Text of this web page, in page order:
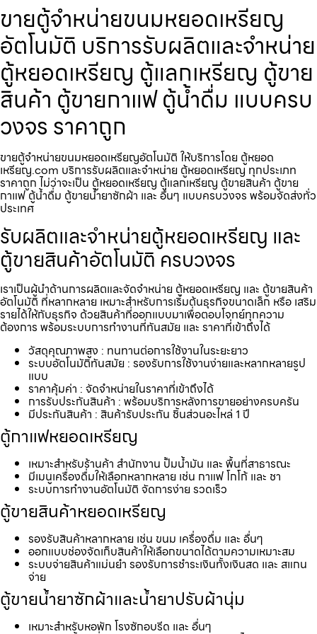
ขายตู้จำหน่ายขนมหยอดเหรียญ​​
อัตโนมัติ บริการรับผลิตและจำหน่าย
ตู้หยอดเหรียญ ตู้แลกเหรียญ ตู้ขาย
สินค้า ตู้ขายกาแฟ ตู้น้ำดื่ม แบบครบ
วงจร ราคาถูก
ขายตู้จำหน่ายขนมหยอดเหรียญ​​อัตโนมัติ ให้บริการโดย ตู้หยอด
เหรียญ.com บริการรับผลิตและจำหน่าย ตู้หยอดเหรียญ ทุกประเภท
ราคาถูก ไม่ว่าจะเป็น ตู้หยอดเหรียญ ตู้แลกเหรียญ ตู้ขายสินค้า ตู้ขาย
กาแฟ ตู้น้ำดื่ม ตู้ขายน้ำยาซักผ้า และ อื่นๆ แบบครบวงจร พร้อมจัดส่งทั่ว
ประเทศ
รับผลิตและจำหน่ายตู้หยอดเหรียญ และ
ตู้ขายสินค้าอัตโนมัติ ครบวงจร
เราเป็นผู้นำด้านการผลิตและจัดจำหน่าย ตู้หยอดเหรียญ และ ตู้ขายสินค้า
อัตโนมัติ ที่หลากหลาย เหมาะสำหรับการเริ่มต้นธุรกิจขนาดเล็ก หรือ เสริม
รายได้ให้กับธุรกิจ ด้วยสินค้าที่ออกแบบมาเพื่อตอบโจทย์ทุกความ
ต้องการ พร้อมระบบการทำงานที่ทันสมัย และ ราคาที่เข้าถึงได้
วัสดุคุณภาพสูง : ทนทานต่อการใช้งานในระยะยาว
ระบบอัตโนมัติทันสมัย : รองรับการใช้งานง่ายและหลากหลายรูป
แบบ
ราคาคุ้มค่า : จัดจำหน่ายในราคาที่เข้าถึงได้
การรับประกันสินค้า : พร้อมบริการหลังการขายอย่างครบครัน
มีประกันสินค้า : สินค้ารับประกัน ชิ้นส่วนอะไหล่ 1 ปี
ตู้กาแฟหยอดเหรียญ
เหมาะสำหรับร้านค้า สำนักงาน ปั้มน้ำมัน และ พื้นที่สาธารณะ
มีเมนูเครื่องดื่มให้เลือกหลากหลาย เช่น กาแฟ โกโก้ และ ชา
ระบบการทำงานอัตโนมัติ จัดการง่าย รวดเร็ว
ตู้ขายสินค้าหยอดเหรียญ
รองรับสินค้าหลากหลาย เช่น ขนม เครื่องดื่ม และ อื่นๆ
ออกแบบช่องจัดเก็บสินค้าให้เลือกขนาดได้ตามความเหมาะสม
ระบบจ่ายสินค้าแม่นยำ รองรับการชำระเงินทั้งเงินสด และ สแกน
จ่าย
ตู้ขายน้ำยาซักผ้าและน้ำยาปรับผ้านุ่ม
เหมาะสำหรับหอพัก โรงซักอบรีด และ อื่นๆ